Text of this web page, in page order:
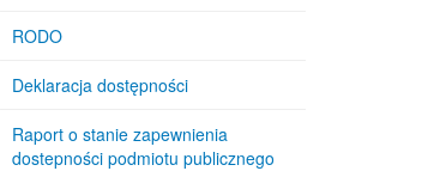
RODO
Deklaracja dostępności
Raport o stanie zapewnienia
dostepności podmiotu publicznego